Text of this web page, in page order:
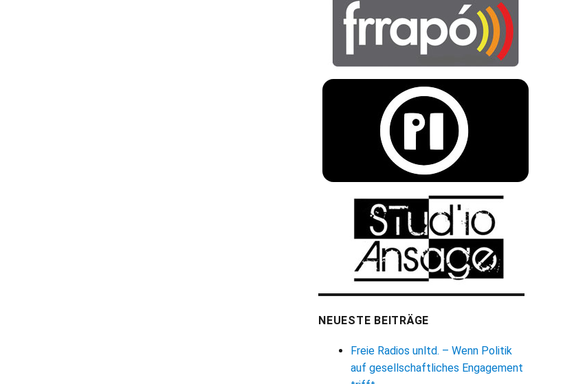
NEUESTE BEITRÄGE
Freie Radios unltd. – Wenn Politik
auf gesellschaftliches Engagement